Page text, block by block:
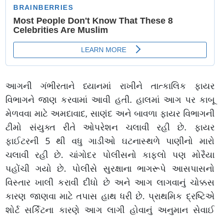
આગની ગંભીરતાને ધ્યાનમાં રાખીને તાત્કાલિક ફાયર
વિભાગને જાણ કરવામાં આવી હતી. હાલમાં આગ પર કાબૂ
મેળવવા માટે અમદાવાદ, સાણંદ અને બાવળા ફાયર વિભાગની
ટીમો સંયુક્ત રીતે ઓપરેશન ચલાવી રહી છે. ફાયર
ફાઈટરની 5 થી વધુ ગાડીઓ ઘટનાસ્થળે પાણીનો મારો
ચલાવી રહી છે. ચાંગોદર પોલીસનો કાફલો પણ મોરૈયા
પહોંચી ગયો છે. પોલીસે સુરક્ષાના ભાગરૂપે આસપાસનો
વિસ્તાર ખાલી કરાવી દીધો છે અને આગ લાગવાનું ચોક્કસ
કારણ જાણવા માટે તપાસ હાથ ધરી છે. પ્રાથમિક દ્રષ્ટિએ
શોર્ટ સર્કિટના કારણે આગ લાગી હોવાનું અનુમાન સેવાઈ